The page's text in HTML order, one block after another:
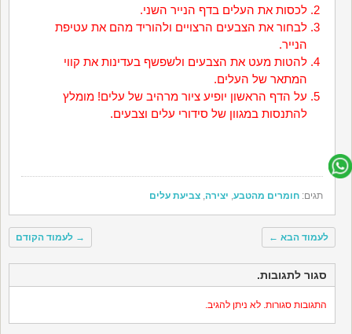
לכסות את העלים בדף הנייר השני.
לבחור את הצבעים הרצויים ולהוריד מהם את עטיפת
הנייר.
להטות מעט את הצבעים ולשפשף בעדינות את קווי
המתאר של העלים.
על הדף הראשון יופיע ציור מרהיב של עלים! מומלץ
להתנסות במגוון של סידורי עלים וצבעים.
תגים: חומרים מהטבע, יצירה, צביעת עלים
→ לעמוד הקודם לעמוד הבא ←
סגור לתגובות.
התגובות סגורות. לא ניתן להגיב.